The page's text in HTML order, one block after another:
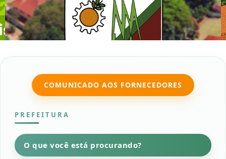
COMUNICADO AOS FORNECEDORES
PREFEITURA
O que você está procurando?